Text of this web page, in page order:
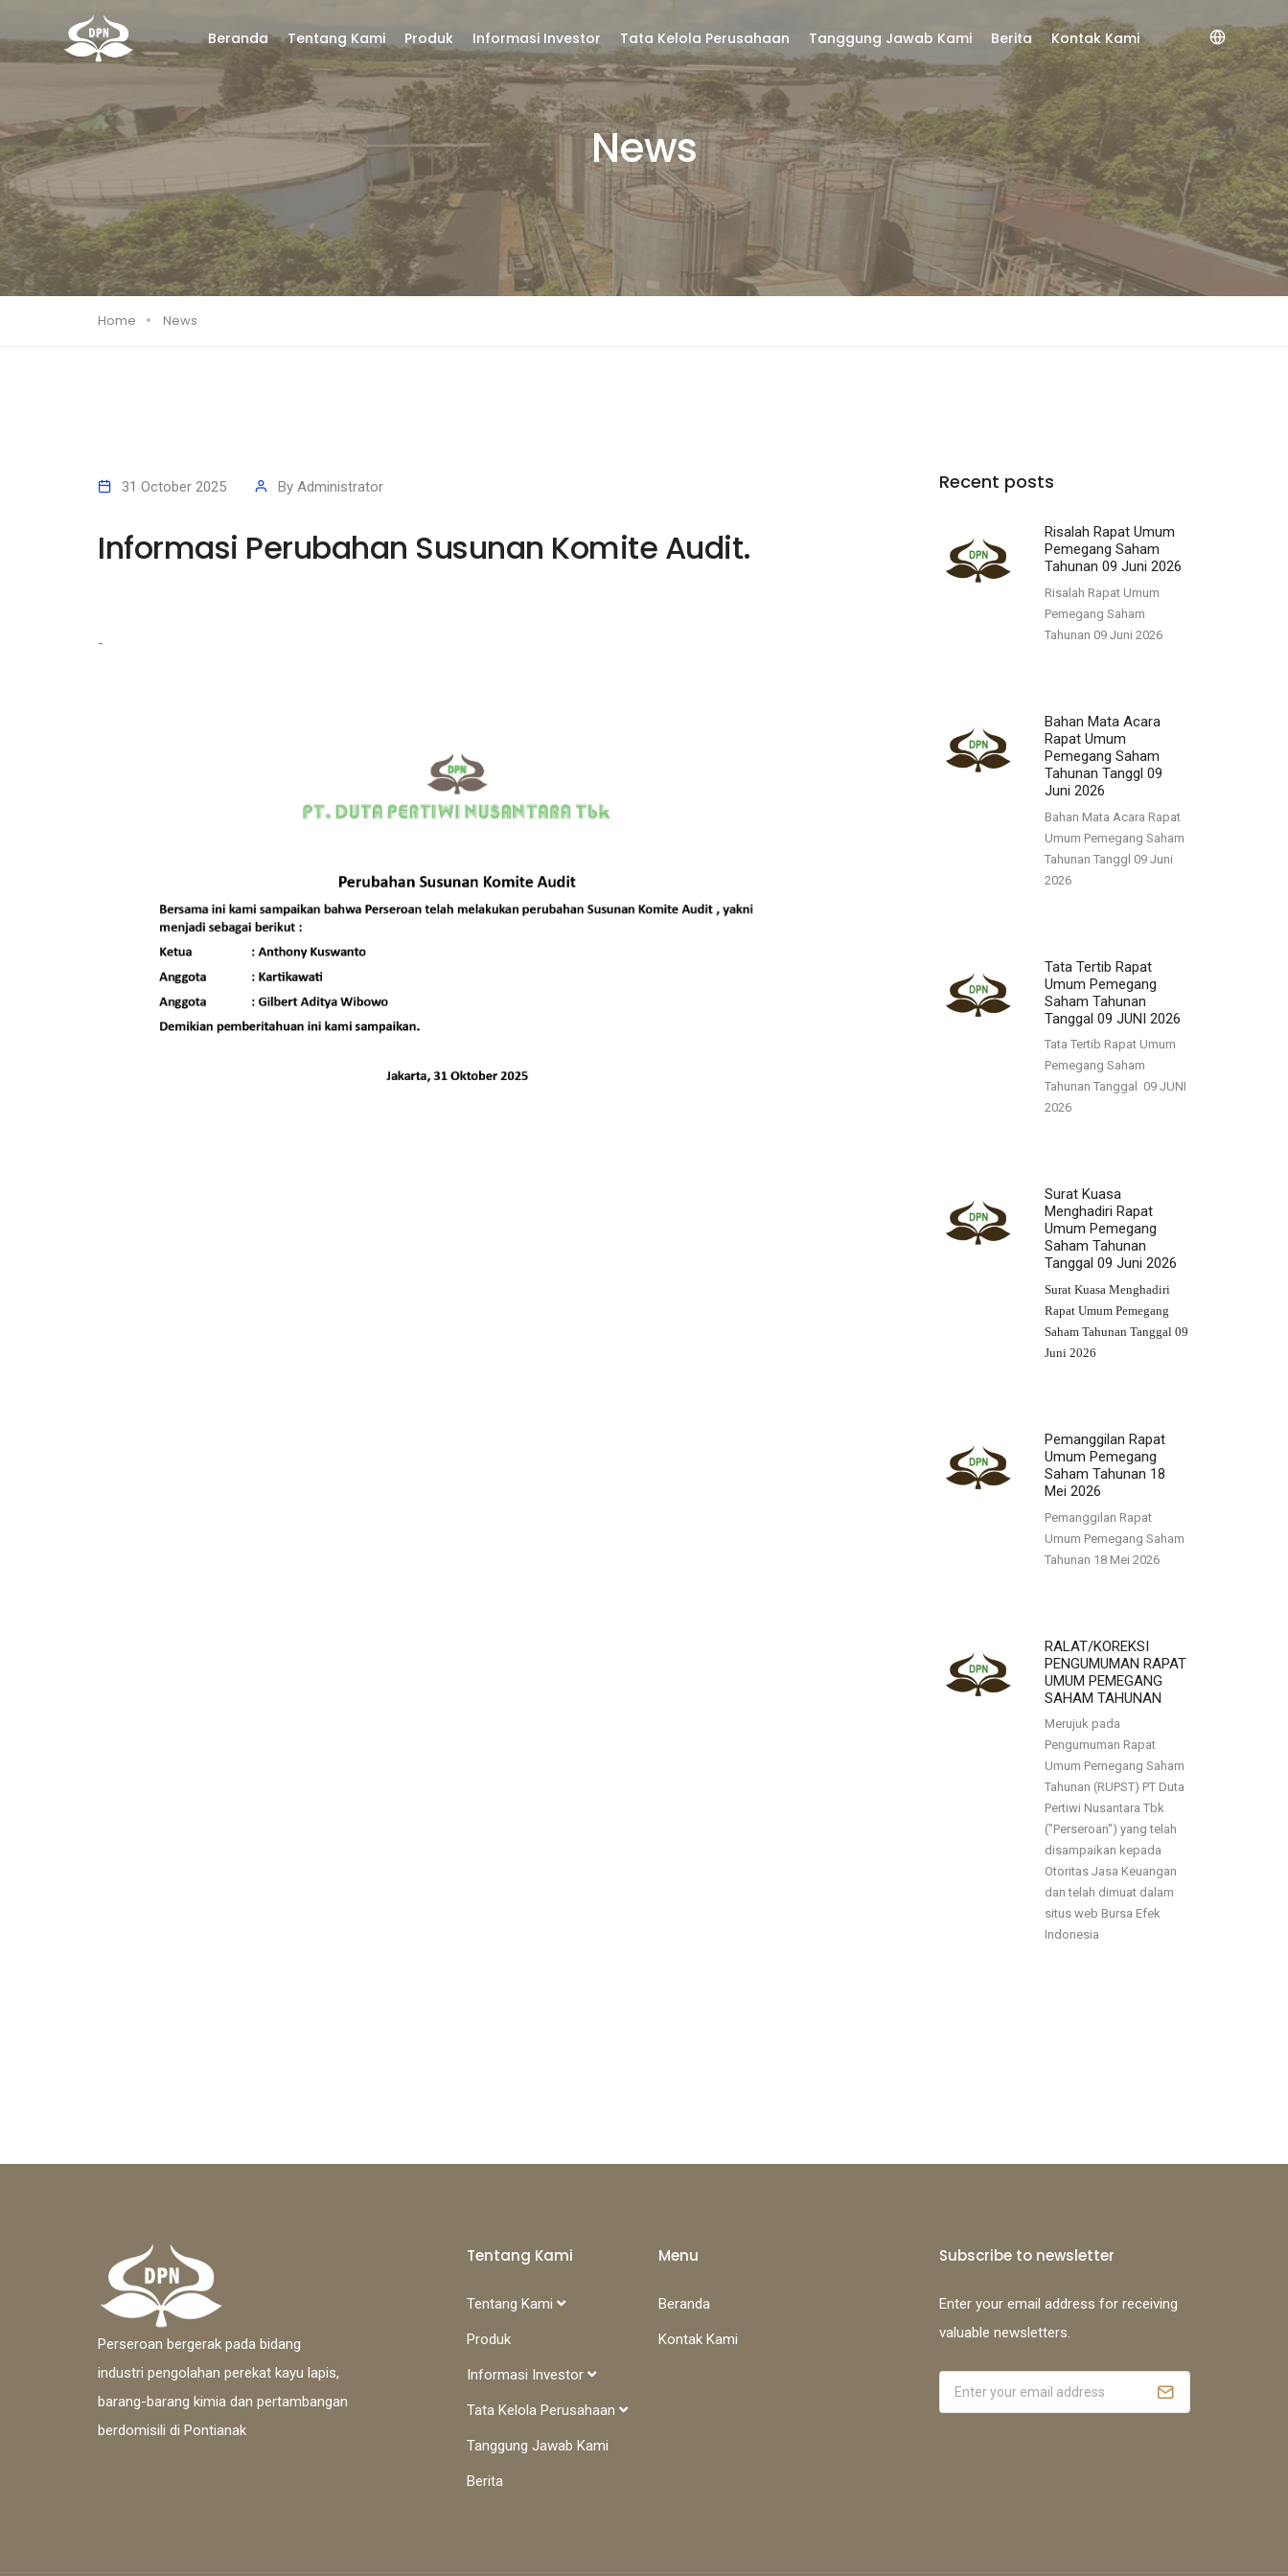
Beranda Tentang Kami Produk Informasi Investor Tata Kelola Perusahaan Tanggung Jawab Kami Berita Kontak Kami
News
Home News
31 October 2025 By Administrator
Informasi Perubahan Susunan Komite Audit.
-
Recent posts
Risalah Rapat Umum
Pemegang Saham
Tahunan 09 Juni 2026
Risalah Rapat Umum
Pemegang Saham
Tahunan 09 Juni 2026
Bahan Mata Acara
Rapat Umum
Pemegang Saham
Tahunan Tanggl 09
Juni 2026
Bahan Mata Acara Rapat
Umum Pemegang Saham
Tahunan Tanggl 09 Juni
2026
Tata Tertib Rapat
Umum Pemegang
Saham Tahunan
Tanggal 09 JUNI 2026
Tata Tertib Rapat Umum
Pemegang Saham
Tahunan Tanggal 09 JUNI
2026
Surat Kuasa
Menghadiri Rapat
Umum Pemegang
Saham Tahunan
Tanggal 09 Juni 2026
Surat Kuasa Menghadiri
Rapat Umum Pemegang
Saham Tahunan Tanggal 09
Juni 2026
Pemanggilan Rapat
Umum Pemegang
Saham Tahunan 18
Mei 2026
Pemanggilan Rapat
Umum Pemegang Saham
Tahunan 18 Mei 2026
RALAT/KOREKSI
PENGUMUMAN RAPAT
UMUM PEMEGANG
SAHAM TAHUNAN
Merujuk pada
Pengumuman Rapat
Umum Pemegang Saham
Tahunan (RUPST) PT Duta
Pertiwi Nusantara Tbk
("Perseroan") yang telah
disampaikan kepada
Otoritas Jasa Keuangan
dan telah dimuat dalam
situs web Bursa Efek
Indonesia
Perseroan bergerak pada bidang
industri pengolahan perekat kayu lapis,
barang-barang kimia dan pertambangan
berdomisili di Pontianak
Tentang Kami
Tentang Kami
Produk
Informasi Investor
Tata Kelola Perusahaan
Tanggung Jawab Kami
Berita
Menu
Beranda
Kontak Kami
Subscribe to newsletter
Enter your email address for receiving
valuable newsletters.